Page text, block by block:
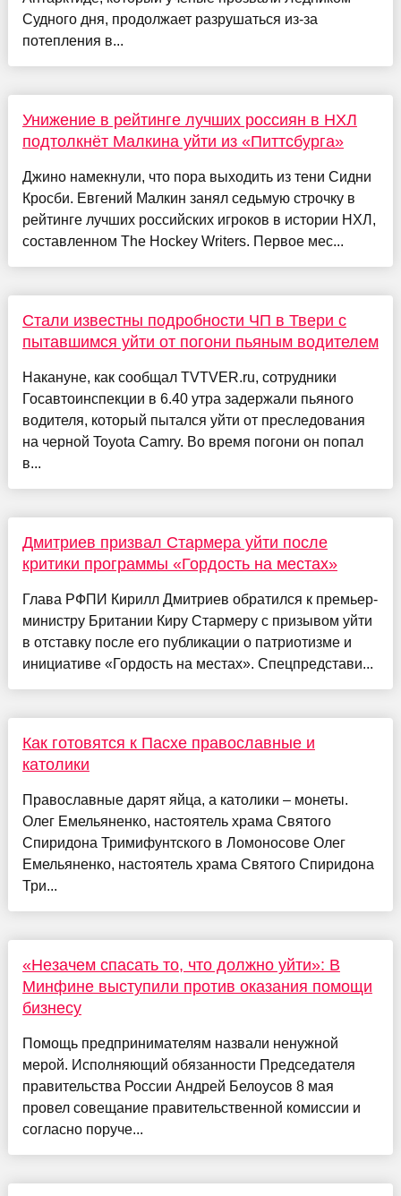
Судного дня, продолжает разрушаться из-за
потепления в...
Унижение в рейтинге лучших россиян в НХЛ
подтолкнёт Малкина уйти из «Питтсбурга»
Джино намекнули, что пора выходить из тени Сидни
Кросби. Евгений Малкин занял седьмую строчку в
рейтинге лучших российских игроков в истории НХЛ,
составленном The Hockey Writers. Первое мес...
Стали известны подробности ЧП в Твери с
пытавшимся уйти от погони пьяным водителем
Накануне, как сообщал TVTVER.ru, сотрудники
Госавтоинспекции в 6.40 утра задержали пьяного
водителя, который пытался уйти от преследования
на черной Toyota Camry. Во время погони он попал
в...
Дмитриев призвал Стармера уйти после
критики программы «Гордость на местах»
Глава РФПИ Кирилл Дмитриев обратился к премьер-
министру Британии Киру Стармеру с призывом уйти
в отставку после его публикации о патриотизме и
инициативе «Гордость на местах». Спецпредстави...
Как готовятся к Пасхе православные и
католики
Православные дарят яйца, а католики – монеты.
Олег Емельяненко, настоятель храма Святого
Спиридона Тримифунтского в Ломоносове Олег
Емельяненко, настоятель храма Святого Спиридона
Три...
«Незачем спасать то, что должно уйти»: В
Минфине выступили против оказания помощи
бизнесу
Помощь предпринимателям назвали ненужной
мерой. Исполняющий обязанности Председателя
правительства России Андрей Белоусов 8 мая
провел совещание правительственной комиссии и
согласно поруче...